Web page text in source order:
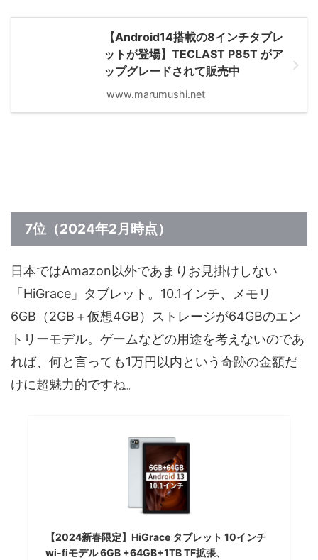
【Android14搭載の8インチタブレ
ットが登場】TECLAST P85T がア
ップグレードされて販売中
www.marumushi.net
7位（2024年2月時点）
日本ではAmazon以外であまりお見掛けしない
「HiGrace」タブレット。10.1インチ、メモリ
6GB（2GB＋仮想4GB）ストレージが64GBのエン
トリーモデル。ゲームなどの用途を考えないのであ
れば、何と言っても1万円以内という奇跡の金額だ
けに超魅力的ですね。
【2024新春限定】HiGrace タブレット 10インチ
wi-fiモデル 6GB +64GB+1TB TF拡張、